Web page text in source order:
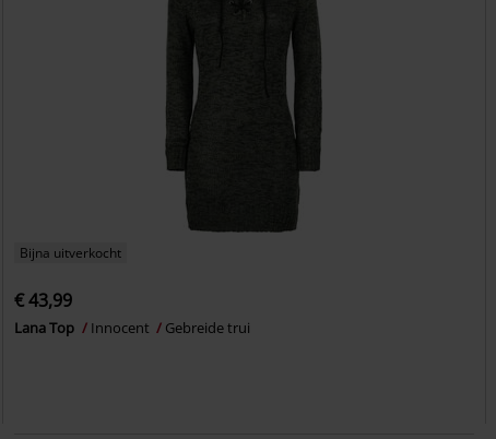
Bijna uitverkocht
€ 43,99
Lana Top Innocent Gebreide trui